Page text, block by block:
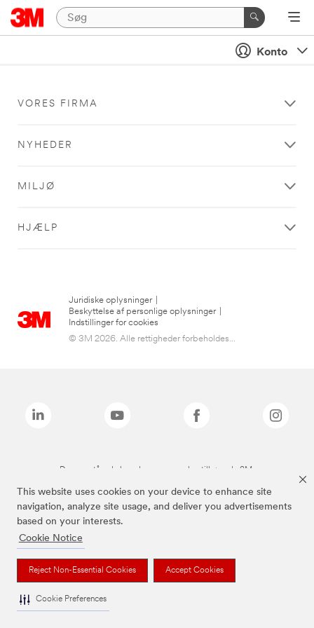
This website uses cookies on your device to enhance site
navigation, analyze site usage, and deliver you advertisements
based on your interests.
Cookie Notice
Reject Non-Essential Cookies Accept Cookies
Cookie Preferences
Konto
VORES FIRMA
NYHEDER
MILJØ
HJÆLP
Juridiske oplysninger
Beskyttelse af personlige oplysninger
Indstillinger for cookies
© 3M 2026. Alle rettigheder forbeholdes...
De ovenstående brands er varemærker tilhørende 3M.